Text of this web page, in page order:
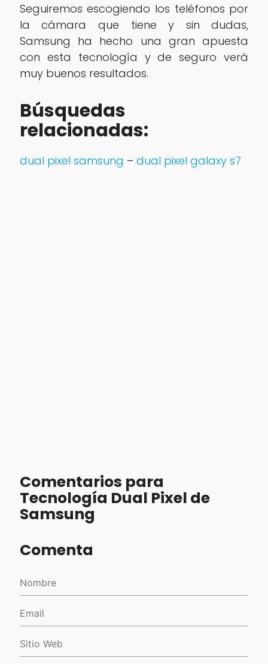
Seguiremos escogiendo los teléfonos por
la cámara que tiene y sin dudas,
Samsung ha hecho una gran apuesta
con esta tecnología y de seguro verá
muy buenos resultados.
Búsquedas
relacionadas:
dual pixel samsung – dual pixel galaxy s7
Comentarios para
Tecnología Dual Pixel de
Samsung
Comenta